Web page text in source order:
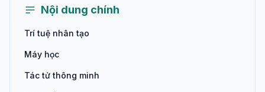
Nội dung chính
Trí tuệ nhân tạo
Máy học
Tác tử thông minh